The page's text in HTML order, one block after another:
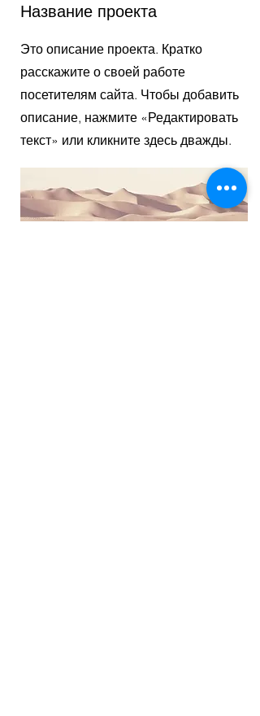
Название проекта
Это описание проекта. Кратко
расскажите о своей работе
посетителям сайта. Чтобы добавить
описание, нажмите «Редактировать
текст» или кликните здесь дважды.